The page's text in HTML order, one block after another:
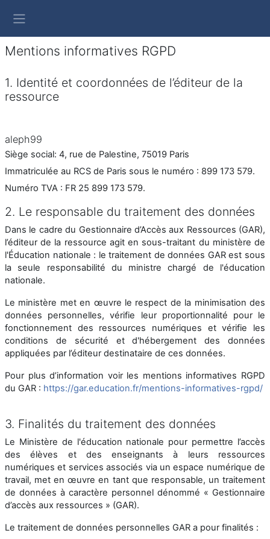
Mentions informatives RGPD
1. Identité et coordonnées de l’éditeur de la
ressource
aleph99
Siège social: 4, rue de Palestine, 75019 Paris
Immatriculée au RCS de Paris sous le numéro : 899 173 579.
Numéro TVA : FR 25 899 173 579.
2. Le responsable du traitement des données
Dans le cadre du Gestionnaire d’Accès aux Ressources (GAR),
l’éditeur de la ressource agit en sous-traitant du ministère de
l'Éducation nationale : le traitement de données GAR est sous
la seule responsabilité du ministre chargé de l'éducation
nationale.
Le ministère met en œuvre le respect de la minimisation des
données personnelles, vérifie leur proportionnalité pour le
fonctionnement des ressources numériques et vérifie les
conditions de sécurité et d'hébergement des données
appliquées par l’éditeur destinataire de ces données.
Pour plus d’information voir les mentions informatives RGPD
du GAR : https://gar.education.fr/mentions-informatives-rgpd/
3. Finalités du traitement des données
Le Ministère de l'éducation nationale pour permettre l’accès
des élèves et des enseignants à leurs ressources
numériques et services associés via un espace numérique de
travail, met en œuvre en tant que responsable, un traitement
de données à caractère personnel dénommé « Gestionnaire
d’accès aux ressources » (GAR).
Le traitement de données personnelles GAR a pour finalités :